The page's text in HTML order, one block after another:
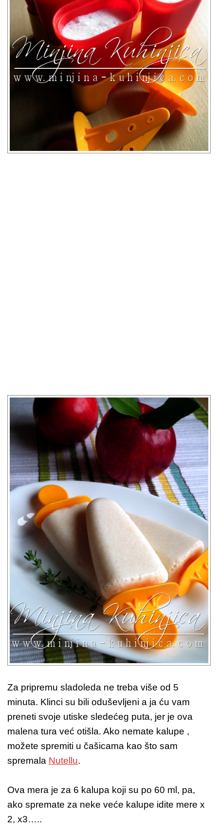
Za pripremu sladoleda ne treba više od 5
minuta. Klinci su bili oduševljeni a ja ću vam
preneti svoje utiske sledećeg puta, jer je ova
malena tura već otišla. Ako nemate kalupe ,
možete spremiti u čašicama kao što sam
spremala Nutellu.
Ova mera je za 6 kalupa koji su po 60 ml, pa,
ako spremate za neke veće kalupe idite mere x
2, x3…..